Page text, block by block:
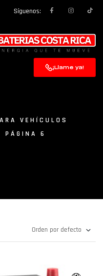
Síguenos:
¡Llame ya!
VEHÍCULOS
PÁGINA 6